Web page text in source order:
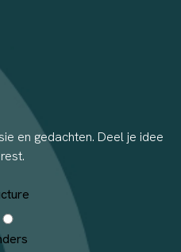
en gedachten. Deel je idee